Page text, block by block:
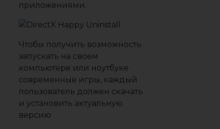
приложениями.
Чтобы получить возможность
запускать на своем
компьютере или ноутбуке
современные игры, каждый
пользователь должен скачать
и установить актуальную
версию